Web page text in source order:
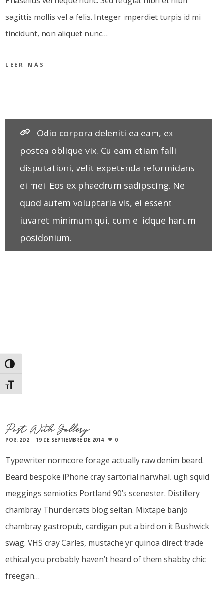
ALTERNAR ALTO CONTRASTE
ALTERNAR TAMAÑO DE LETRA
sagittis mollis vel a felis. Integer imperdiet turpis id mi
tincidunt, non aliquet nunc…
LEER MÁS
Odio corpora deleniti ea eam, ex
postea oblique vix. Cu eam etiam falli
disputationi, velit expetenda reformidans
ei mei. Eos ex phaedrum sadipscing. Ne
quod autem voluptaria vis, ei essent
iuvaret minimum qui, cum ei idque harum
posidonium.
Post With Gallery
POR: 2D2 19 DE SEPTIEMBRE DE 2014 0
Typewriter normcore forage actually raw denim beard.
Beard bespoke iPhone cray sartorial narwhal, ugh squid
meggings semiotics Portland 90’s scenester. Distillery
chambray Thundercats blog seitan. Mixtape banjo
chambray gastropub, cardigan put a bird on it Bushwick
swag. VHS cray Carles, mustache yr quinoa direct trade
ethical you probably haven’t heard of them shabby chic
freegan…